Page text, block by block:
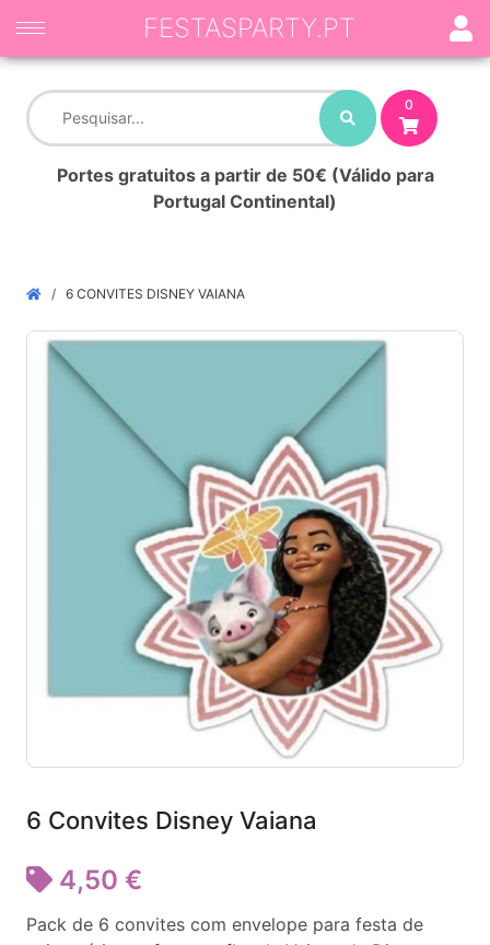
0
Portes gratuitos a partir de 50€ (Válido para
Portugal Continental)
FESTASPARTY.PT
6 CONVITES DISNEY VAIANA
6 Convites Disney Vaiana
4,50 €
Pack de 6 convites com envelope para festa de